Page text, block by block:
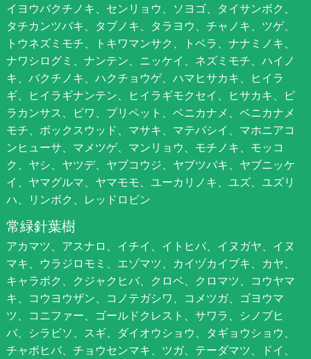
イヨウバクチノキ、センリョウ、ソヨゴ、タイサンボク、
タチカンツバキ、タブノキ、タラヨウ、チャノキ、ツゲ、
トウネズミモチ、トキワマンサク、トベラ、ナナミノキ、
ナワシログミ、ナンテン、ニッケイ、ネズミモチ、ハイノ
キ、バクチノキ、ハクチョウゲ、ハマヒサカキ、ヒイラ
ギ、ヒイラギナンテン、ヒイラギモクセイ、ヒサカキ、ピ
ラカンサス、ビワ、プリペット、ベニカナメ、ベニカナメ
モチ、ボックスウッド、マサキ、マテバシイ、マホニアコ
ンヒューサ、マメツゲ、マンリョウ、モチノキ、モッコ
ク、ヤシ、ヤツデ、ヤブコウジ、ヤブツバキ、ヤブニッケ
イ、ヤマグルマ、ヤマモモ、ユーカリノキ、ユズ、ユズリ
ハ、リンボク、レッドロビン
常緑針葉樹
アカマツ、アスナロ、イチイ、イトヒバ、イヌガヤ、イヌ
マキ、ウラジロモミ、エゾマツ、カイヅカイブキ、カヤ、
キャラボク、クジャクヒバ、クロベ、クロマツ、コウヤマ
キ、コウヨウザン、コノテガシワ、コメツガ、ゴヨウマ
ツ、コニファー、ゴールドクレスト、サワラ、シノブヒ
バ、シラビソ、スギ、ダイオウショウ、タギョウショウ、
チャボヒバ、チョウセンマキ、ツガ、テーダマツ、ドイ、